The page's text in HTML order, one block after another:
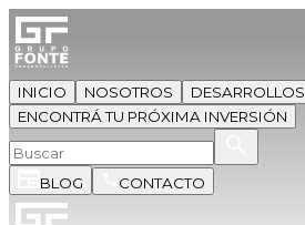
INICIO NOSOTROS
DESARROLLOS
ENCONTRÁ TU PRÓXIMA INVERSIÓN
BLOG CONTACTO